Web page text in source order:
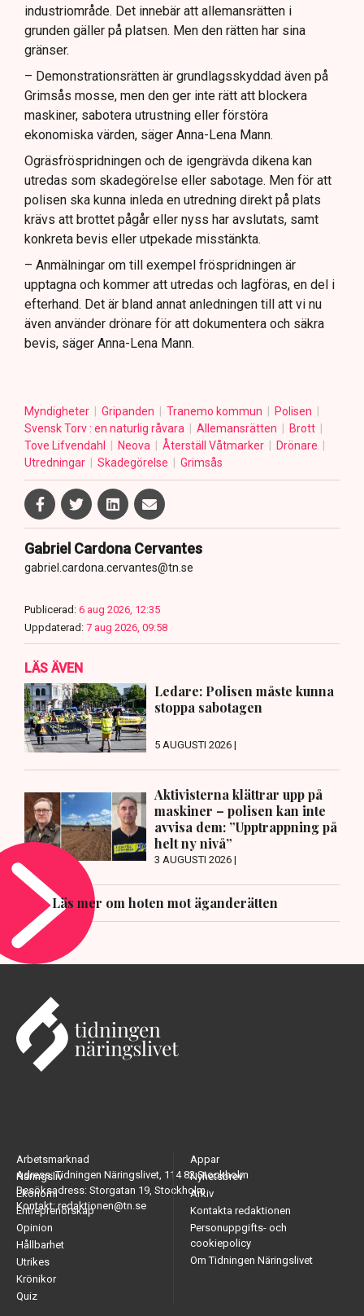
industriområde. Det innebär att allemansrätten i
grunden gäller på platsen. Men den rätten har sina
gränser.
– Demonstrationsrätten är grundlagsskyddad även på
Grimsås mosse, men den ger inte rätt att blockera
maskiner, sabotera utrustning eller förstöra
ekonomiska värden, säger Anna-Lena Mann.
Ogräsfröspridningen och de igengrävda dikena kan
utredas som skadegörelse eller sabotage. Men för att
polisen ska kunna inleda en utredning direkt på plats
krävs att brottet pågår eller nyss har avslutats, samt
konkreta bevis eller utpekade misstänkta.
– Anmälningar om till exempel fröspridningen är
upptagna och kommer att utredas och lagföras, en del i
efterhand. Det är bland annat anledningen till att vi nu
även använder drönare för att dokumentera och säkra
bevis, säger Anna-Lena Mann.
Myndigheter Gripanden Tranemo kommun
Polisen
Svensk Torv : en naturlig råvara
Allemansrätten
Brott
Tove Lifvendahl
Neova Återställ Våtmarker
Drönare
Utredningar
Skadegörelse Grimsås
Gabriel Cardona Cervantes
gabriel.cardona.cervantes@tn.se
Publicerad: 6 aug 2026, 12:35
Uppdaterad: 7 aug 2026, 09:58
LÄS ÄVEN
Ledare: Polisen måste kunna
stoppa sabotagen
5 AUGUSTI 2026 |
Aktivisterna klättrar upp på
maskiner – polisen kan inte
avvisa dem: ”Upptrappning på
helt ny nivå”
3 AUGUSTI 2026 |
Läs mer om hoten mot äganderätten
Adress: Tidningen Näringslivet, 114 82 Stockholm
Besöksadress: Storgatan 19, Stockholm
Kontakt: redaktionen@tn.se
Arbetsmarknad
Näringsliv
Ekonomi
Entreprenörskap
Opinion
Hållbarhet
Utrikes
Krönikor
Quiz
Appar
Nyhetsbrev
Arkiv
Kontakta redaktionen
Personuppgifts- och
cookiepolicy
Om Tidningen Näringslivet